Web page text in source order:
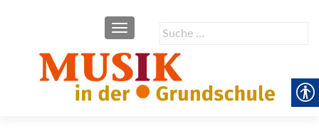
Suche
SCHALTE NAVIGATION